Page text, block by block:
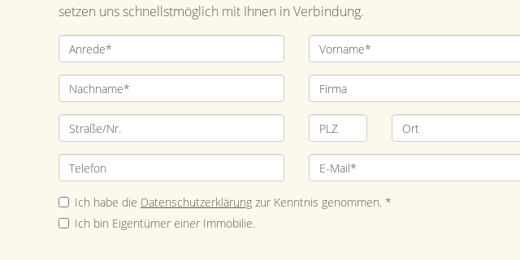
setzen uns schnellstmöglich mit Ihnen in Verbindung.
Ich habe die Datenschutzerklärung zur Kenntnis genommen. *
Ich bin Eigentümer einer Immobilie.